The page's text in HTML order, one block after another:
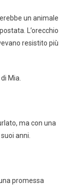
un animale
L’orecchio
resistito più
Mia.
ma con una
anni.
promessa